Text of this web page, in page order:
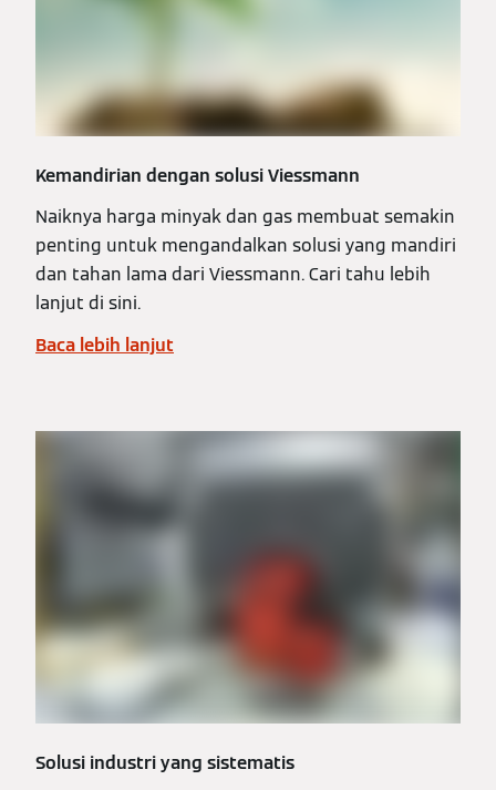
Kemandirian dengan solusi Viessmann
Naiknya harga minyak dan gas membuat semakin
penting untuk mengandalkan solusi yang mandiri
dan tahan lama dari Viessmann. Cari tahu lebih
lanjut di sini.
Baca lebih lanjut
Solusi industri yang sistematis